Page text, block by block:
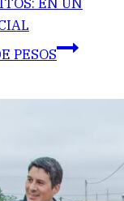
EN UN
PESOS